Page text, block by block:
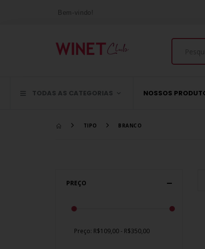
Bem-vindo!
TODAS AS CATEGORIAS NOSSOS
TIPO BRANCO
PREÇO
Preço: R$109,00 - R$350,00